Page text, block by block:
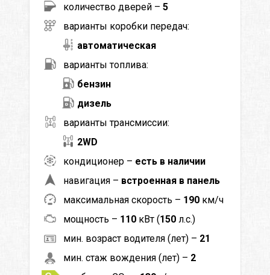
количество дверей – 5
варианты коробки передач:
автоматическая
варианты топлива:
бензин
дизель
варианты трансмиссии:
2WD
кондиционер – есть в наличии
навигация – встроенная в панель
максимальная скорость – 190 км/ч
мощность – 110 кВт (150 л.с.)
мин. возраст водителя (лет) – 21
мин. стаж вождения (лет) – 2